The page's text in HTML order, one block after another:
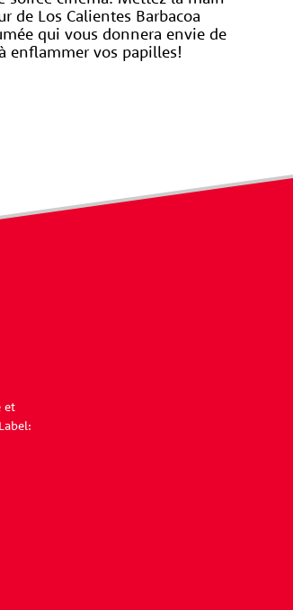
de Los Calientes Barbacoa
qui vous donnera envie de
enflammer vos papilles!
et